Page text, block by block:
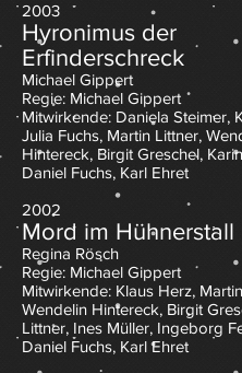
2003
Hyronimus der
Erfinderschreck
Michael Gippert
Regie: Michael Gippert
Mitwirkende: Daniela Steimer,
Julia Fuchs, Martin Littner,
Hintereck, Birgit Greschel,
Daniel Fuchs, Karl Ehret
2002
Mord im Hühnerstall
Regina Rösch
Regie: Michael Gippert
Mitwirkende: Klaus Herz,
Wendelin Hintereck, Birgit
Littner, Ines Müller, Ingeborg
Daniel Fuchs, Karl Ehret